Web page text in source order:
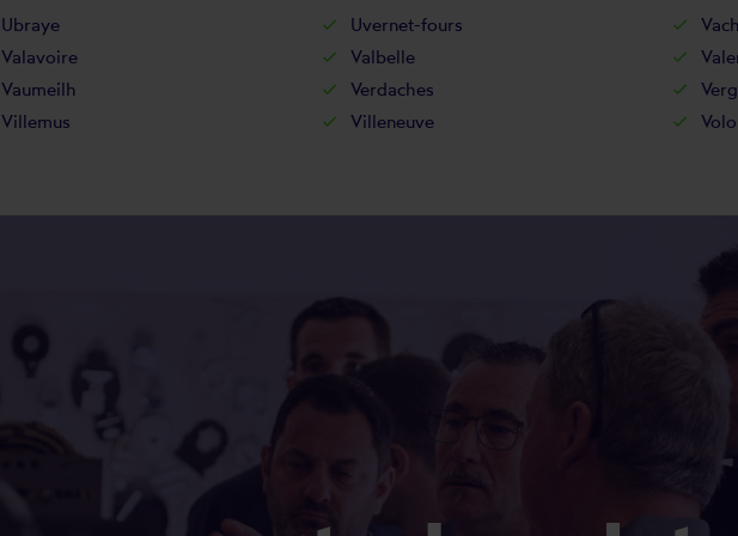
Ubraye Uvernet-fours
Valavoire Valbelle
Vaumeilh Verdaches
Villemus Villeneuve